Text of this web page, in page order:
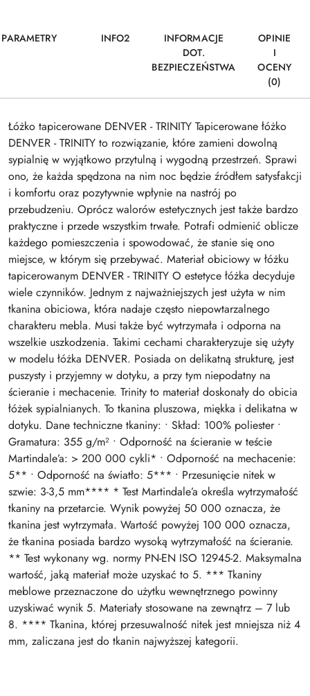
PARAMETRY INFO2
INFORMACJE
DOT.
BEZPIECZEŃSTWA
OPINIE
I
OCENY
(0)
Łóżko tapicerowane DENVER - TRINITY Tapicerowane łóżko
DENVER - TRINITY to rozwiązanie, które zamieni dowolną
sypialnię w wyjątkowo przytulną i wygodną przestrzeń. Sprawi
ono, że każda spędzona na nim noc będzie źródłem satysfakcji
i komfortu oraz pozytywnie wpłynie na nastrój po
przebudzeniu. Oprócz walorów estetycznych jest także bardzo
praktyczne i przede wszystkim trwałe. Potrafi odmienić oblicze
każdego pomieszczenia i spowodować, że stanie się ono
miejsce, w którym się przebywać. Materiał obiciowy w łóżku
tapicerowanym DENVER - TRINITY O estetyce łóżka decyduje
wiele czynników. Jednym z najważniejszych jest użyta w nim
tkanina obiciowa, która nadaje często niepowtarzalnego
charakteru mebla. Musi także być wytrzymała i odporna na
wszelkie uszkodzenia. Takimi cechami charakteryzuje się użyty
w modelu łóżka DENVER. Posiada on delikatną strukturę, jest
puszysty i przyjemny w dotyku, a przy tym niepodatny na
ścieranie i mechacenie. Trinity to materiał doskonały do obicia
łóżek sypialnianych. To tkanina pluszowa, miękka i delikatna w
dotyku. Dane techniczne tkaniny: • Skład: 100% poliester •
Gramatura: 355 g/m² • Odporność na ścieranie w teście
Martindale’a: > 200 000 cykli* • Odporność na mechacenie:
5** • Odporność na światło: 5*** • Przesunięcie nitek w
szwie: 3-3,5 mm**** * Test Martindale’a określa wytrzymałość
tkaniny na przetarcie. Wynik powyżej 50 000 oznacza, że
tkanina jest wytrzymała. Wartość powyżej 100 000 oznacza,
że tkanina posiada bardzo wysoką wytrzymałość na ścieranie.
** Test wykonany wg. normy PN-EN ISO 12945-2. Maksymalna
wartość, jaką materiał może uzyskać to 5. *** Tkaniny
meblowe przeznaczone do użytku wewnętrznego powinny
uzyskiwać wynik 5. Materiały stosowane na zewnątrz – 7 lub
8. **** Tkanina, której przesuwalność nitek jest mniejsza niż 4
mm, zaliczana jest do tkanin najwyższej kategorii.